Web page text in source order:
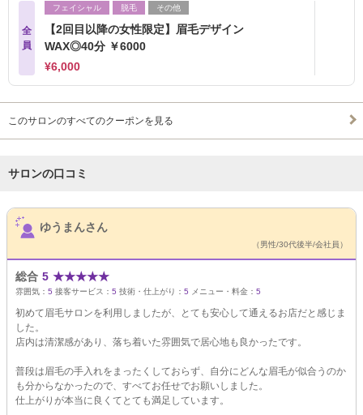
全
員
フェイシャル 脱毛 その他
【2回目以降の女性限定】眉毛デザイン
WAX◎40分 ￥6000
¥6,000
このサロンのすべてのクーポンを見る
サロンの口コミ
サロンPick Up
ゆうまんさん
（男性/30代後半/会社員）
総合 5 ★★★★★
雰囲気： 5 接客サービス： 5 技術・仕上がり： 5 メニュー・料金： 5
初めて眉毛サロンを利用しましたが、とても安心して通えるお店だと感じま
した。
店内は清潔感があり、落ち着いた雰囲気で居心地も良かったです。
普段は眉毛の手入れをまったくしておらず、自分にどんな眉毛が似合うのか
も分からなかったので、すべてお任せでお願いしました。
仕上がりが本当に良くてとても満足しています。